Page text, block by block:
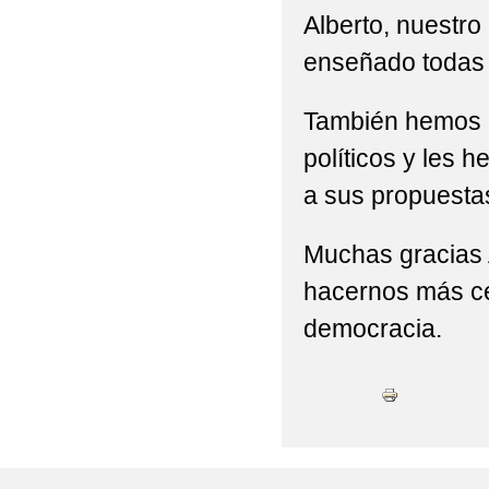
EVALUACIÓN
EXCURSIÓN AL
FOTOS CEIP RAMÓN
GRADUACIÓN DE 6º
HORARIO DE
INAUGURACIÓN
ESPECÍFICA DE
Alberto,
enseñado
También
políticos y les
a sus
Muchas
hacernos más
democracia.